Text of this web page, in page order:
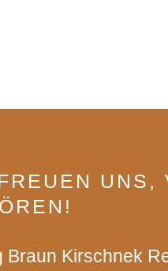
UNS,
Braun Kirsch­nek